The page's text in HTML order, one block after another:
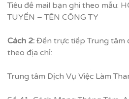
Tiêu đề mail bạn ghi theo mẫu:
TUYỂN – TÊN CÔNG TY
Cách 2: Đến trực tiếp Trung tâm
theo địa chỉ:
Trung tâm Dịch Vụ Việc Làm